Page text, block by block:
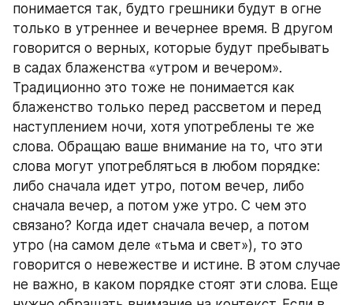
понимается так, будто грешники будут в огне
только в утреннее и вечернее время. В другом
говорится о верных, которые будут пребывать
в садах блаженства «утром и вечером».
Традиционно это тоже не понимается как
блаженство только перед рассветом и перед
наступлением ночи, хотя употреблены те же
слова. Обращаю ваше внимание на то, что эти
слова могут употребляться в любом порядке:
либо сначала идет утро, потом вечер, либо
сначала вечер, а потом уже утро. С чем это
связано? Когда идет сначала вечер, а потом
утро (на самом деле «тьма и свет»), то это
говорится о невежестве и истине. В этом случае
не важно, в каком порядке стоят эти слова. Еще